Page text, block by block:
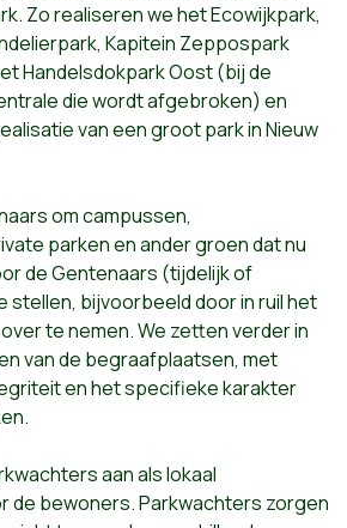
Zo realiseren we het Ecowijkpark,
Kapitein Zeppospark
Handelsdokpark Oost (bij de
die wordt afgebroken) en
van een groot park in Nieuw
om campussen,
parken en ander groen dat nu
de Gentenaars (tijdelijk of
stellen, bijvoorbeeld door in ruil het
te nemen. We zetten verder in
van de begraafplaatsen, met
en het specifieke karakter
aan als lokaal
de bewoners. Parkwachters zorgen